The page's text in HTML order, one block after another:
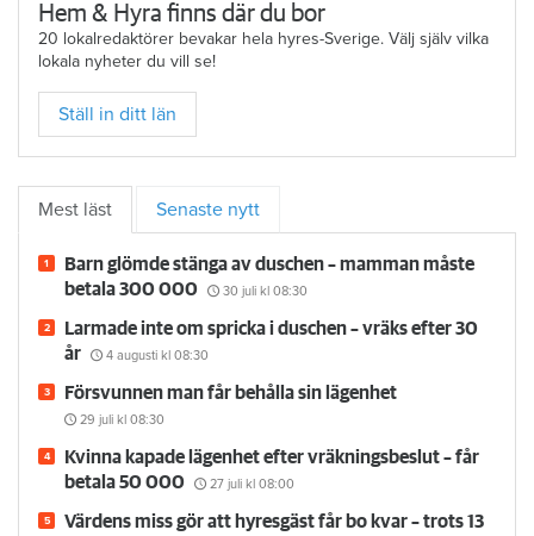
Hem & Hyra finns där du bor
20 lokalredaktörer bevakar hela hyres-Sverige. Välj själv vilka
lokala nyheter du vill se!
Ställ in ditt län
Mest läst Senaste nytt
Barn glömde stänga av duschen – mamman måste
betala 300 000
30 juli kl 08:30
Larmade inte om spricka i duschen – vräks efter 30
år
4 augusti kl 08:30
Försvunnen man får behålla sin lägenhet
29 juli kl 08:30
Kvinna kapade lägenhet efter vräkningsbeslut – får
betala 50 000
27 juli kl 08:00
Värdens miss gör att hyresgäst får bo kvar – trots 13